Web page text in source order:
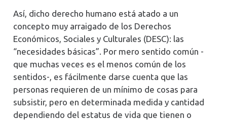
Así, dicho derecho humano está atado a un
concepto muy arraigado de los Derechos
Económicos, Sociales y Culturales (DESC): las
“necesidades básicas”. Por mero sentido común -
que muchas veces es el menos común de los
sentidos-, es fácilmente darse cuenta que las
personas requieren de un mínimo de cosas para
subsistir, pero en determinada medida y cantidad
dependiendo del estatus de vida que tienen o